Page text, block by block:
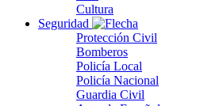
Cultura
Seguridad
Protección Civil
Bomberos
Policía Local
Policía Nacional
Guardia Civil